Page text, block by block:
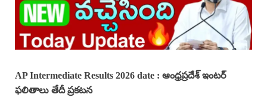
AP Intermediate Results 2026 date : ఆంధ్రప్రదేశ్ ఇంటర్
ఫలితాలు తేదీ ప్రకటన